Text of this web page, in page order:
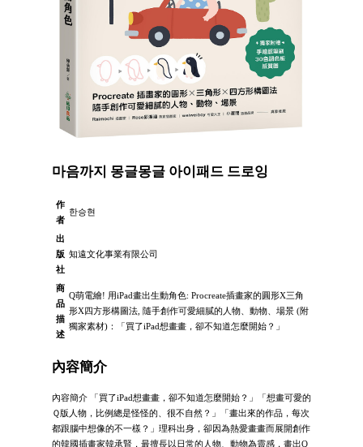
마음까지 몽글몽글 아이패드 드로잉
作
者
한승현
出
版
社
知遠文化事業有限公司
商
品
描
述
Q萌電繪! 用iPad畫出生動角色: Procreate插畫家的圓形X三角
形X四方形構圖法, 隨手創作可愛細膩的人物、動物、場景 (附
獨家素材)：「買了iPad想畫畫，卻不知道怎麼開始？」
內容簡介
內容簡介 「買了iPad想畫畫，卻不知道怎麼開始？」「想畫可愛的
Ｑ版人物，比例總是怪怪的、很不自然？」「畫出來的作品，每次
都跟腦中想像的不一樣？」理科出身，卻因為熱愛畫畫而展開創作
的韓國插畫家韓承賢，最擅長以日常的人物、動物為靈感，畫出Q